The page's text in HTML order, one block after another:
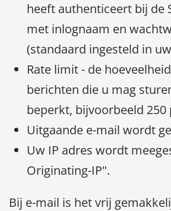
heeft authenticeert bij de
met inlognaam en
(standaard ingesteld in
Rate limit - de
berichten die u mag
beperkt, bijvoorbeeld 250
Uitgaande e-mail wordt
Uw IP adres wordt
Originating-IP".
Bij e-mail is het vrij